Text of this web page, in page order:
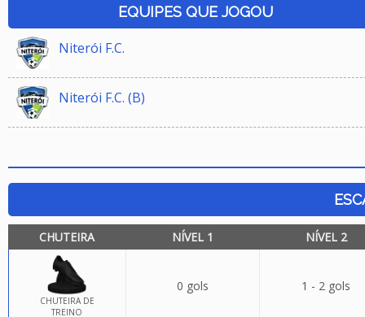
EQUIPES QUE JOGOU
Niterói F.C.
Niterói F.C. (B)
CHUTEIRA NÍVEL 1 NÍVEL 2
CHUTEIRA DE
TREINO
0 gols 1 - 2 gols